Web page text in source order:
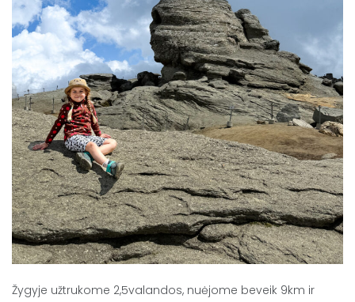
Žygyje užtrukome 2,5valandos, nuėjome beveik 9km ir